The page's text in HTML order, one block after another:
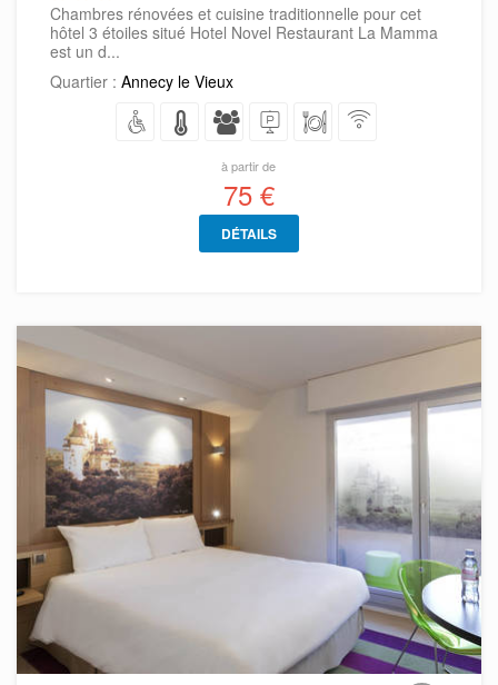
Chambres rénovées et cuisine traditionnelle pour cet
hôtel 3 étoiles situé Hotel Novel Restaurant La Mamma
est un d...
Quartier : Annecy le Vieux
à partir de
75 €
DÉTAILS